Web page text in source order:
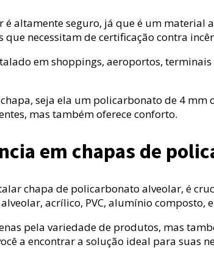
altamente seguro, já que é um material
necessitam de certificação contra
em shoppings, aeroportos,
seja ela um policarbonato de 4
mas também oferece conforto.
em chapas de
chapa de policarbonato alveolar, é
acrílico, PVC, alumínio composto,
pela variedade de produtos, mas
a encontrar a solução ideal para suas